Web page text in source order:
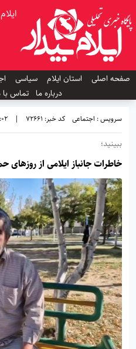
صفحه اصلی
استان ایلام سیاسی
درباره ما تماس با
سرویس : اجتماعی کد خبر: 72661 |
07/05
ببینید؛
خاطرات جانباز ایلامی از روزهای